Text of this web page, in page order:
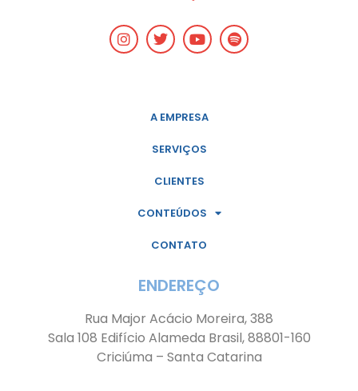
A EMPRESA
SERVIÇOS
CLIENTES
CONTEÚDOS
CONTATO
ENDEREÇO
Rua Major Acácio Moreira, 388
Sala 108 Edifício Alameda Brasil, 88801-160
Criciúma – Santa Catarina